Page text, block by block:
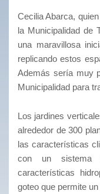
Cecilia Abarca,
la Municipalidad de
una maravillosa
replicando estos
Además sería muy
Municipalidad para
Los jardines
alrededor de 300
las características
con un sistema
características
goteo que permite